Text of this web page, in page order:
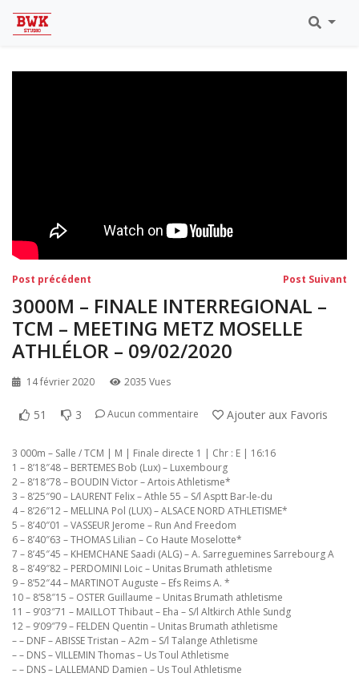
Eaubonne 2019
Navigation
de
l’article
Post précédent Post Suivant
3000M – FINALE INTERREGIONAL –
TCM – MEETING METZ MOSELLE
ATHLÉLOR – 09/02/2020
14 février 2020 2035 Vues
51 3 Aucun commentaire Ajouter aux Favoris
3 000m – Salle / TCM | M | Finale directe 1 | Chr : E | 16:16
1 – 8’18″48 – BERTEMES Bob (Lux) – Luxembourg
2 – 8’18″78 – BOUDIN Victor – Artois Athletisme*
3 – 8’25″90 – LAURENT Felix – Athle 55 – S/l Asptt Bar-le-du
4 – 8’26″12 – MELLINA Pol (LUX) – ALSACE NORD ATHLETISME*
5 – 8’40″01 – VASSEUR Jerome – Run And Freedom
6 – 8’40″63 – THOMAS Lilian – Co Haute Moselotte*
7 – 8’45″45 – KHEMCHANE Saadi (ALG) – A. Sarreguemines Sarrebourg A
8 – 8’49″82 – PERDOMINI Loic – Unitas Brumath athletisme
9 – 8’52″44 – MARTINOT Auguste – Efs Reims A. *
10 – 8’58″15 – OSTER Guillaume – Unitas Brumath athletisme
11 – 9’03″71 – MAILLOT Thibaut – Eha – S/l Altkirch Athle Sundg
12 – 9’09″79 – FELDEN Quentin – Unitas Brumath athletisme
– – DNF – ABISSE Tristan – A2m – S/l Talange Athletisme
– – DNS – VILLEMIN Thomas – Us Toul Athletisme
– – DNS – LALLEMAND Damien – Us Toul Athletisme